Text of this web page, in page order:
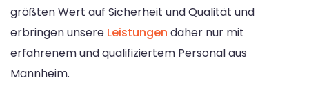
größten Wert auf Sicherheit und Qualität und
erbringen unsere Leistungen daher nur mit
erfahrenem und qualifiziertem Personal aus
Mannheim.